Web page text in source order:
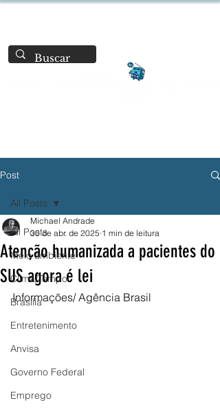
Post
All Posts
Meio ambiente
Clima/Tempo
Brasília
Entretenimento
Anvisa
Governo Federal
Emprego
All Posts
Atenção humanizada a pacientes do
SUS agora é lei
Michael Andrade
30 de abr. de 2025 1 min de leitura
Informações/ Agência Brasil